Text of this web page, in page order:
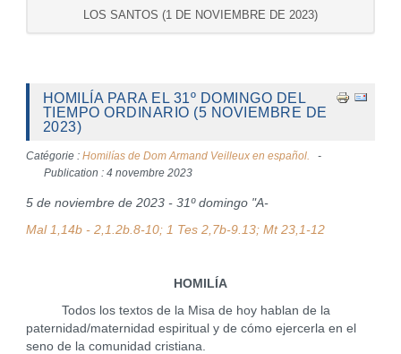
LOS SANTOS (1 DE NOVIEMBRE DE 2023)
HOMILÍA PARA EL 31º DOMINGO DEL
TIEMPO ORDINARIO (5 NOVIEMBRE DE
2023)
Catégorie : Homilías de Dom Armand Veilleux en español.
Publication : 4 novembre 2023
5 de noviembre de 2023 - 31º domingo "A-
Mal 1,14b - 2,1.2b.8-10; 1 Tes 2,7b-9.13; Mt 23,1-12
HOMILÍA
Todos los textos de la Misa de hoy hablan de la
paternidad/maternidad espiritual y de cómo ejercerla en el
seno de la comunidad cristiana.